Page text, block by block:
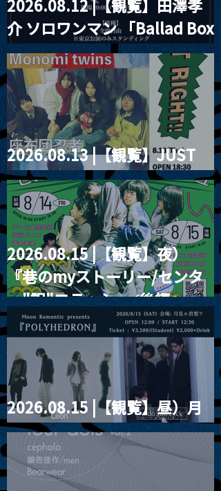
2026.08.12 |【観覧】田澤孝
介 ソロワンマン 「Ballad Box
2026」
2026.08.13 |【観覧】JUST
RIGHT!! vol.26
2026.08.15 |【観覧】夜）
『巷のmyストーリー/センタ
ー"訳"フラッシュ⚡️後編』
2026.08.15 |【観覧】昼）月
見ルpre.『POLYHEDRON』